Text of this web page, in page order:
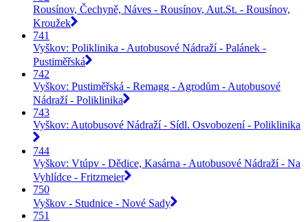
Rousínov, Čechyně, Náves - Rousínov, Aut.St. - Rousínov,
Kroužek
741
Vyškov: Poliklinika - Autobusové Nádraží - Palánek -
Pustiměřská
742
Vyškov: Pustiměřská - Remagg - Agrodům - Autobusové
Nádraží - Poliklinika
743
Vyškov: Autobusové Nádraží - Sídl. Osvobození - Poliklinika
744
Vyškov: Vtúpv - Dědice, Kasárna - Autobusové Nádraží - Na
Vyhlídce - Fritzmeier
750
Vyškov - Studnice - Nové Sady
751